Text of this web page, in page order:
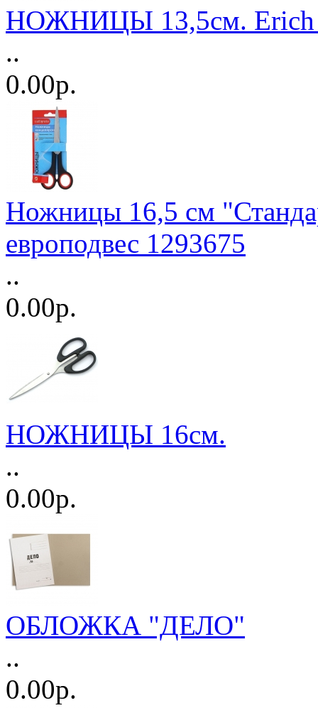
НОЖНИЦЫ 13,5см. Erich
..
0.00р.
Ножницы 16,5 см
европодвес 1293675
..
0.00р.
НОЖНИЦЫ 16см.
..
0.00р.
ОБЛОЖКА "ДЕЛО"
..
0.00р.